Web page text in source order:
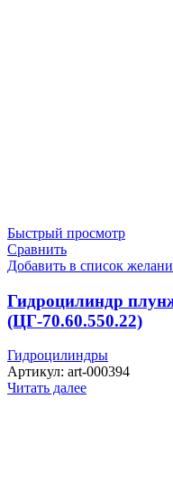
Быстрый просмотр
Сравнить
Добавить в список
Гидроцилиндр
(ЦГ-70.60.550.22)
Гидроцилиндры
Артикул: art-000394
Читать далее